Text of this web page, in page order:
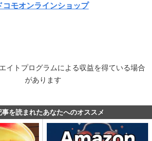
コモオンラインショップ
イトプログラムによる収益を得ている場合
があります
事を読まれたあなたへのオススメ